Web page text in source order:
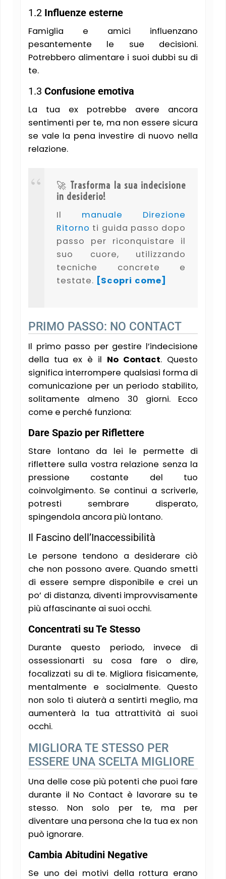
1.2 Influenze esterne
Famiglia e amici influenzano
pesantemente le sue decisioni.
Potrebbero alimentare i suoi dubbi su di
te.
1.3 Confusione emotiva
La tua ex potrebbe avere ancora
sentimenti per te, ma non essere sicura
se vale la pena investire di nuovo nella
relazione.
🚀 Trasforma la sua indecisione
in desiderio!
Il manuale Direzione
Ritorno ti guida passo dopo
passo per riconquistare il
suo cuore, utilizzando
tecniche concrete e
testate. [Scopri come]
PRIMO PASSO: NO CONTACT
Il primo passo per gestire l’indecisione
della tua ex è il No Contact. Questo
significa interrompere qualsiasi forma di
comunicazione per un periodo stabilito,
solitamente almeno 30 giorni. Ecco
come e perché funziona:
Dare Spazio per Riflettere
Stare lontano da lei le permette di
riflettere sulla vostra relazione senza la
pressione costante del tuo
coinvolgimento. Se continui a scriverle,
potresti sembrare disperato,
spingendola ancora più lontano.
Il Fascino dell’Inaccessibilità
Le persone tendono a desiderare ciò
che non possono avere. Quando smetti
di essere sempre disponibile e crei un
po’ di distanza, diventi improvvisamente
più affascinante ai suoi occhi.
Concentrati su Te Stesso
Durante questo periodo, invece di
ossessionarti su cosa fare o dire,
focalizzati su di te. Migliora fisicamente,
mentalmente e socialmente. Questo
non solo ti aiuterà a sentirti meglio, ma
aumenterà la tua attrattività ai suoi
occhi.
MIGLIORA TE STESSO PER
ESSERE UNA SCELTA MIGLIORE
Una delle cose più potenti che puoi fare
durante il No Contact è lavorare su te
stesso. Non solo per te, ma per
diventare una persona che la tua ex non
può ignorare.
Cambia Abitudini Negative
Se uno dei motivi della rottura erano